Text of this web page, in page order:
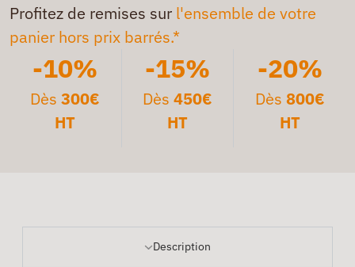
Profitez de remises sur l'ensemble de votre
panier hors prix barrés.*
-10%
Dès300€
HT
-15%
Dès 450€
HT
-20%
Dès 800€
HT
Description